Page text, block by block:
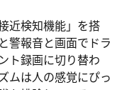
近検知機能」を搭
警報音と画面でドラ
ト録画に切り替わ
ムは人の感覚にぴっ